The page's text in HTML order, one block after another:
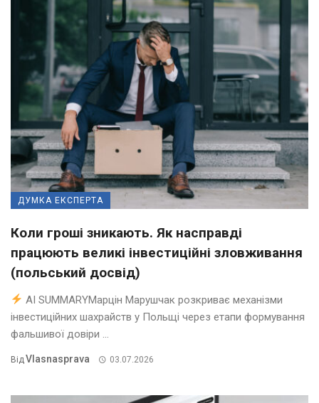
ДУМКА ЕКСПЕРТА
Коли гроші зникають. Як насправді
працюють великі інвестиційні зловживання
(польський досвід)
AI SUMMARYМарцін Марушчак розкриває механізми
інвестиційних шахрайств у Польщі через етапи формування
фальшивої довіри ...
Від Vlasnasprava 03.07.2026